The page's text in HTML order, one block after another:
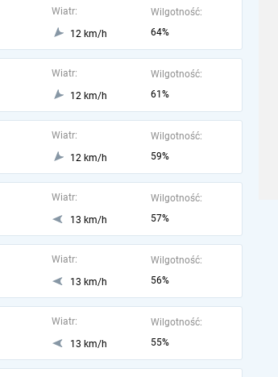
Wiatr:
12 km/h
Wilgotność:
64%
Wiatr:
12 km/h
Wilgotność:
61%
Wiatr:
12 km/h
Wilgotność:
59%
Wiatr:
13 km/h
Wilgotność:
57%
Wiatr:
13 km/h
Wilgotność:
56%
Wiatr:
13 km/h
Wilgotność:
55%